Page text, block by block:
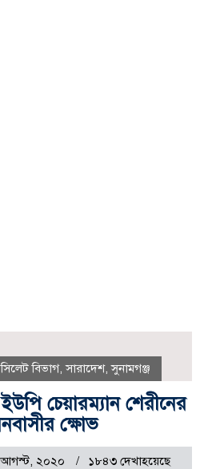
বিভাগ,সারাদেশ,সুনামগঞ্জ
চেয়ারম্যান শেরীনের
ক্ষোভ
আগস্ট, ২০২০ ১৮৪৩ দেখাহয়েছে